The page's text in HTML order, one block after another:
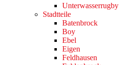
Unterwasserrugby
Stadtteile
Batenbrock
Boy
Ebel
Eigen
Feldhausen